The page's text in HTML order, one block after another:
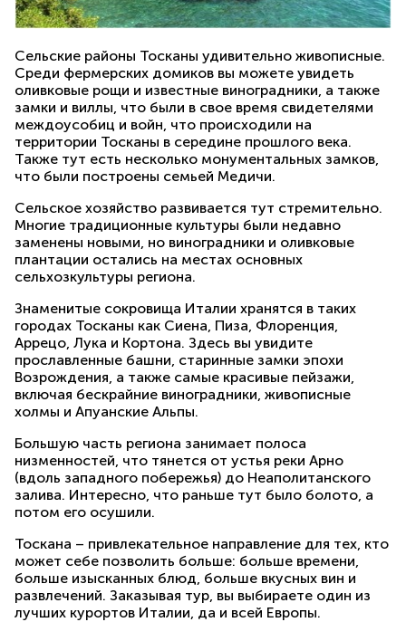
Сельские районы Тосканы удивительно живописные.
Среди фермерских домиков вы можете увидеть
оливковые рощи и известные виноградники, а также
замки и виллы, что были в свое время свидетелями
междоусобиц и войн, что происходили на
территории Тосканы в середине прошлого века.
Также тут есть несколько монументальных замков,
что были построены семьей Медичи.
Сельское хозяйство развивается тут стремительно.
Многие традиционные культуры были недавно
заменены новыми, но виноградники и оливковые
плантации остались на местах основных
сельхозкультуры региона.
Знаменитые сокровища Италии хранятся в таких
городах Тосканы как Сиена, Пиза, Флоренция,
Аррецо, Лука и Кортона. Здесь вы увидите
прославленные башни, старинные замки эпохи
Возрождения, а также самые красивые пейзажи,
включая бескрайние виноградники, живописные
холмы и Апуанские Альпы.
Большую часть региона занимает полоса
низменностей, что тянется от устья реки Арно
(вдоль западного побережья) до Неаполитанского
залива. Интересно, что раньше тут было болото, а
потом его осушили.
Тоскана – привлекательное направление для тех, кто
может себе позволить больше: больше времени,
больше изысканных блюд, больше вкусных вин и
развлечений. Заказывая тур, вы выбираете один из
лучших курортов Италии, да и всей Европы.